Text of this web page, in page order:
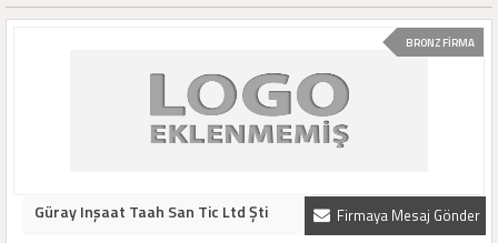
BRONZ FİRMA
Firmaya Mesaj Gönder
Güray Inşaat Taah San Tic Ltd Şti